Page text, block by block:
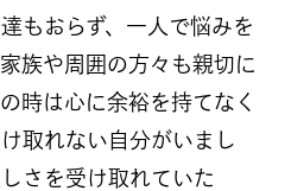
もおらず、一人で悩みを
族や周囲の方々も親切に
時は心に余裕を持てなく
取れない自分がいまし
さを受け取れていた